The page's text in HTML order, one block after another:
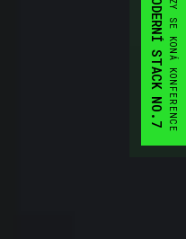
BRZY SE KONÁ KONFERENCE
MODERNÍ STACK NO.7